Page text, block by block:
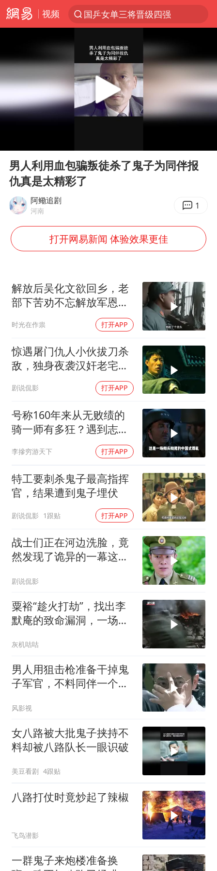
视频
国乒女单三将晋级四强
微信又有新功能，你可以“撤回”你的撤回了！
酒店回应车内过夜被收150元
黄金牛市回来了吗
36岁男演员成景区NPC后人气爆棚
全民健身事业高质量发展
几元成本的AI广告导致千万市值蒸发
老挝国会主席赛宋蓬逝世
夏日经济乘“热”而上 消费市场向“新”而行
乐享全民健身 共筑健康中国
Play
男人利用血包骗叛徒杀了鬼子为同伴报
仇真是太精彩了
阿鳓追剧
河南 1
打开网易新闻 体验效果更佳
解放后吴化文欲回乡，老
部下苦劝不忘解放军恩情
时光在作祟 打开APP
惊遇屠门仇人小伙拔刀杀
敌，独身夜袭汉奸老宅了
剧说侃影 打开APP
号称160年来从无败绩的
骑一师有多狂？遇到志愿
李摻穷游天下 打开APP
特工要刺杀鬼子最高指挥
官，结果遭到鬼子埋伏
剧说侃影 1跟贴 打开APP
战士们正在河边洗脸，竟
然发现了诡异的一幕这下
剧说侃影
粟裕“趁火打劫”，找出李
默庵的致命漏洞，一场闪
灰机咕咕
男人用狙击枪准备干掉鬼
子军官，不料同伴一个手
风影视
女八路被大批鬼子挟持不
料却被八路队长一眼识破
美豆看剧 4跟贴
八路打仗时竟炒起了辣椒
飞鸟潜影
一群鬼子来炮楼准备换